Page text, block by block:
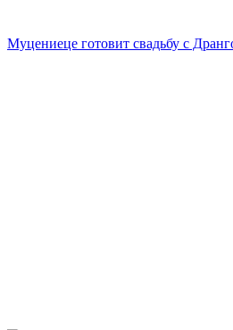
Муцениеце готовит свадьбу с